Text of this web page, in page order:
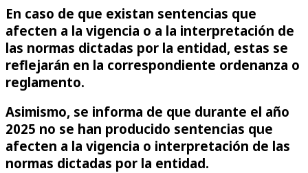
En caso de que existan sentencias que
afecten a la vigencia o a la interpretación de
las normas dictadas por la entidad, estas se
reflejarán en la correspondiente ordenanza o
reglamento.
Asimismo, se informa de que durante el año
2025 no se han producido sentencias que
afecten a la vigencia o interpretación de las
normas dictadas por la entidad.